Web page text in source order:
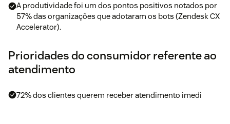
A produtividade foi um dos pontos positivos notados por
57% das organizações que adotaram os bots (Zendesk CX
Accelerator).
Prioridades do consumidor referente ao
atendimento
72% dos clientes querem receber atendimento imedi